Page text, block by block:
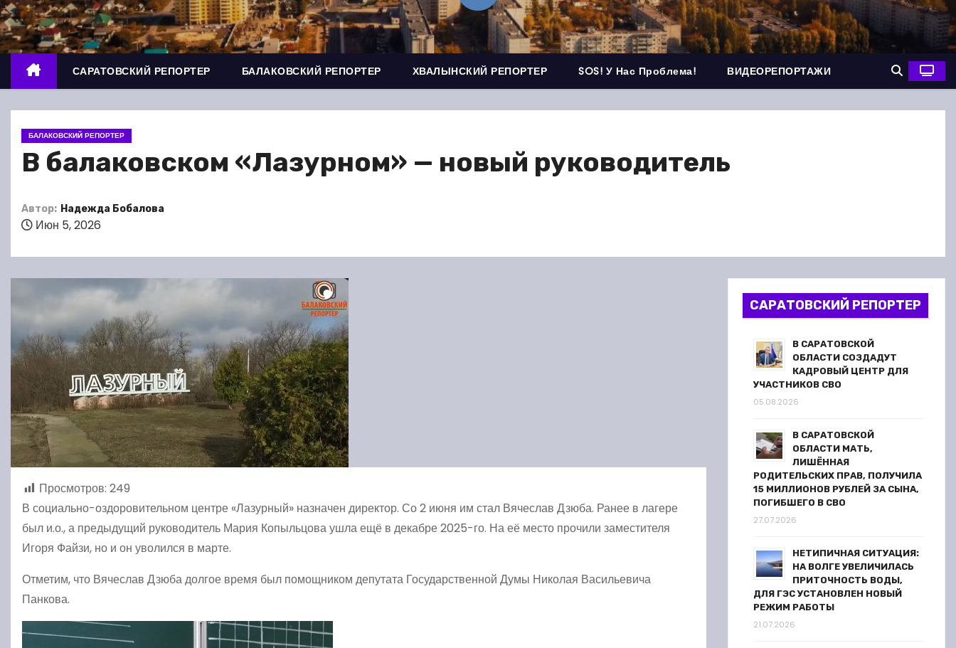
о
м
у
САРАТОВСКИЙ РЕПОРТЕР БАЛАКОВСКИЙ РЕПОРТЕР ХВАЛЫНСКИЙ РЕПОРТЕР SOS! У Нас Проблема! ВИДЕОРЕПОРТАЖИ
БАЛАКОВСКИЙ РЕПОРТЕР
В балаковском «Лазурном» — новый руководитель
Автор: Надежда Бобалова
Июн 5, 2026
Просмотров: 249
В социально-оздоровительном центре «Лазурный» назначен директор. Со 2 июня им стал Вячеслав Дзюба. Ранее в лагере
был и.о., а предыдущий руководитель Мария Копыльцова ушла ещё в декабре 2025-го. На её место прочили заместителя
Игоря Файзи, но и он уволился в марте.
Отметим, что Вячеслав Дзюба долгое время был помощником депутата Государственной Думы Николая Васильевича
Панкова.
САРАТОВСКИЙ РЕПОРТЕР
В САРАТОВСКОЙ
ОБЛАСТИ СОЗДАДУТ
КАДРОВЫЙ ЦЕНТР ДЛЯ
УЧАСТНИКОВ СВО
05.08.2026
В САРАТОВСКОЙ
ОБЛАСТИ МАТЬ,
ЛИШЁННАЯ
РОДИТЕЛЬСКИХ ПРАВ, ПОЛУЧИЛА
15 МИЛЛИОНОВ РУБЛЕЙ ЗА СЫНА,
ПОГИБШЕГО В СВО
27.07.2026
НЕТИПИЧНАЯ СИТУАЦИЯ:
НА ВОЛГЕ УВЕЛИЧИЛАСЬ
ПРИТОЧНОСТЬ ВОДЫ,
ДЛЯ ГЭС УСТАНОВЛЕН НОВЫЙ
РЕЖИМ РАБОТЫ
21.07.2026